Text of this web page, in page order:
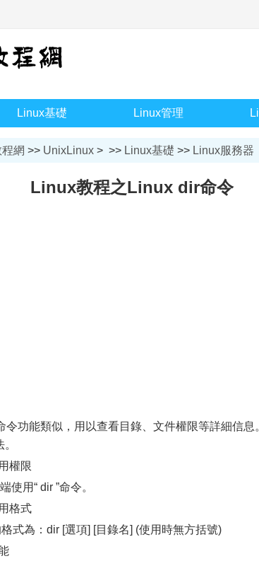
Linux基礎 Linux管理
網 >> UnixLinux > >> Linux基礎 >> Linux服務器
Linux教程之Linux dir命令
令功能類似，用以查看目錄、文件權限等詳細信
權限
使用“ dir ”命令。
格式
式為：dir [選項] [目錄名] (使用時無方括號)